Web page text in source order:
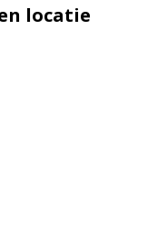
locatie